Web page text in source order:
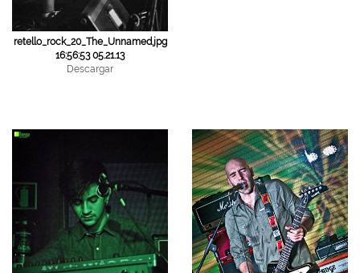
retello_rock_20_The_Unnamed.jpg
16:56:53 05.21.13
Descargar